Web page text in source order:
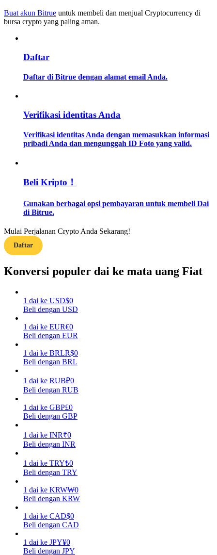
Informasi
Memandu
Strategi perdagangan
Pelajari cara untuk tetap menghasilkan keuntungan
Menghasilkan
Dapatkan imbalan kompetitif setiap hari
Buat akun Bitrue untuk membeli dan menjual Cryptocurrency di
bursa crypto yang paling aman.
Daftar
Daftar di Bitrue dengan alamat email Anda.
Verifikasi identitas Anda
Verifikasi identitas Anda dengan memasukkan informasi
pribadi Anda dan mengunggah ID Foto yang valid.
Beli Kripto！
Gunakan berbagai opsi pembayaran untuk membeli Dai
di Bitrue.
Mulai Perjalanan Crypto Anda Sekarang!
Daftar
Konversi populer dai ke mata uang Fiat
1 dai ke USD$0
Beli dengan USD
1 dai ke EUR€0
Beli dengan EUR
1 dai ke BRLR$0
Beli dengan BRL
1 dai ke RUB₽0
Beli dengan RUB
1 dai ke GBP£0
Beli dengan GBP
1 dai ke INR₹0
Beli dengan INR
1 dai ke TRY₺0
Beli dengan TRY
1 dai ke KRW₩0
Beli dengan KRW
1 dai ke CAD$0
Beli dengan CAD
1 dai ke JPY¥0
Beli dengan JPY